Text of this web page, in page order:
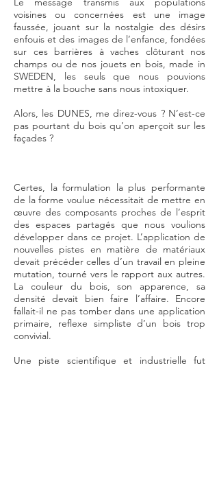
voisines ou concernées est une image
faussée, jouant sur la nostalgie des désirs
enfouis et des images de l’enfance, fondées
sur ces barrières à vaches clôturant nos
champs ou de nos jouets en bois, made in
SWEDEN, les seuls que nous pouvions
mettre à la bouche sans nous intoxiquer.
Alors, les DUNES, me direz-vous ? N’est-ce
pas pourtant du bois qu’on aperçoit sur les
façades ?
Certes, la formulation la plus performante
de la forme voulue nécessitait de mettre en
œuvre des composants proches de l’esprit
des espaces partagés que nous voulions
développer dans ce projet. L’application de
nouvelles pistes en matière de matériaux
devait précéder celles d’un travail en pleine
mutation, tourné vers le rapport aux autres.
La couleur du bois, son apparence, sa
densité devait bien faire l’affaire. Encore
fallait-il ne pas tomber dans une application
primaire, reflexe simpliste d’un bois trop
convivial.
Une piste scientifique et industrielle fut